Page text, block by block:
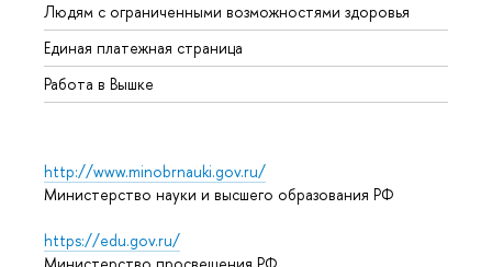
Людям с ограниченными возможностями здоровья
Единая платежная страница
Работа в Вышке
http://www.minobrnauki.gov.ru/
Министерство науки и высшего образования РФ
https://edu.gov.ru/
Министерство просвещения РФ